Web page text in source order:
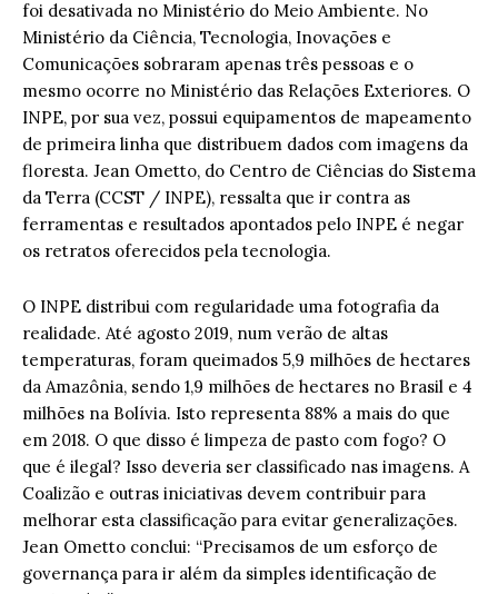
foi desativada no Ministério do Meio Ambiente. No
Ministério da Ciência, Tecnologia, Inovações e
Comunicações sobraram apenas três pessoas e o
mesmo ocorre no Ministério das Relações Exteriores. O
INPE, por sua vez, possui equipamentos de mapeamento
de primeira linha que distribuem dados com imagens da
floresta. Jean Ometto, do Centro de Ciências do Sistema
da Terra (CCST / INPE), ressalta que ir contra as
ferramentas e resultados apontados pelo INPE é negar
os retratos oferecidos pela tecnologia.
O INPE distribui com regularidade uma fotografia da
realidade. Até agosto 2019, num verão de altas
temperaturas, foram queimados 5,9 milhões de hectares
da Amazônia, sendo 1,9 milhões de hectares no Brasil e 4
milhões na Bolívia. Isto representa 88% a mais do que
em 2018. O que disso é limpeza de pasto com fogo? O
que é ilegal? Isso deveria ser classificado nas imagens. A
Coalizão e outras iniciativas devem contribuir para
melhorar esta classificação para evitar generalizações.
Jean Ometto conclui: “Precisamos de um esforço de
governança para ir além da simples identificação de